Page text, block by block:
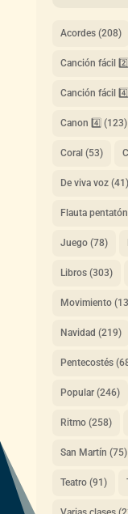
Acordes(208)
Canción fácil 2️⃣
Canción fácil 4️⃣
Canon 4️⃣ (123)
Coral (53)
De viva voz(41)
Flauta
Juego(78)
Libros(303)
Movimiento
Navidad (219)
Pentecostés
Popular(246)
Ritmo(258)
San Martín (75)
Teatro(91)